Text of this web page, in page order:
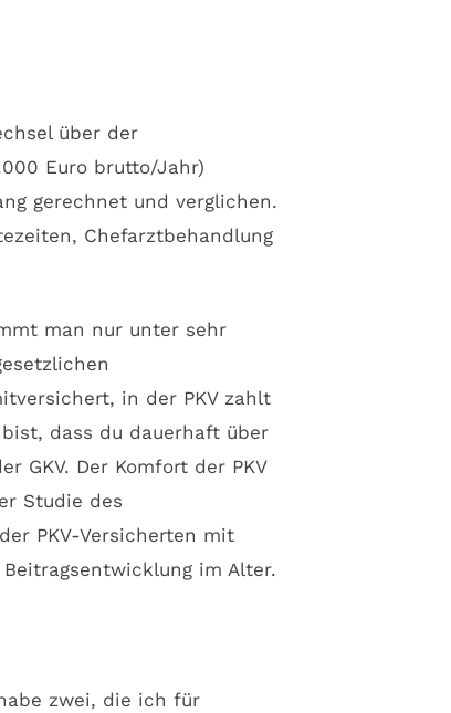
über der
Euro brutto/Jahr)
gerechnet und verglichen.
Chefarztbehandlung
man nur unter sehr
in der PKV zahlt
dass du dauerhaft über
GKV. Der Komfort der PKV
Studie des
PKV-Versicherten mit
im Alter.
zwei, die ich für